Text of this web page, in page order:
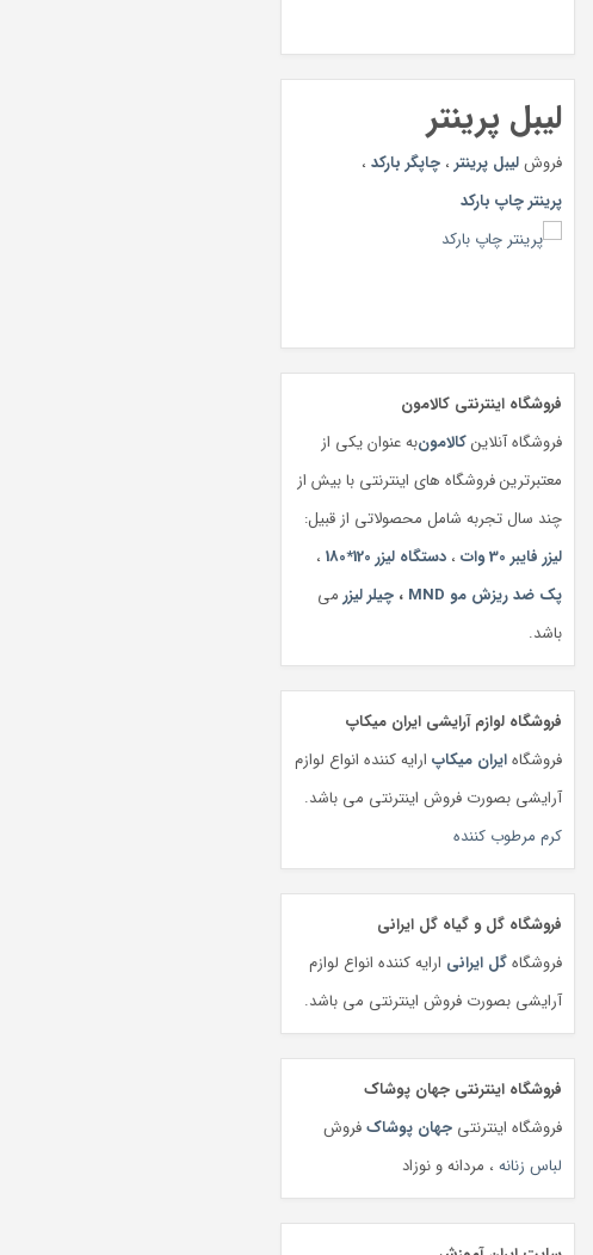
لیبل پرینتر
فروشلیبل پرینتر ، چاپگر بارکد ،
پرینتر چاپ بارکد
فروشگاه اینترنتی کالامون
فروشگاه آنلاینکالامونبه عنوان یکی از
معتبرترین فروشگاه های اینترنتی با بیش از
چند سال تجربه شامل محصولاتی از قبیل:
لیزر فایبر 30 وات
، دستگاه لیزر 120*180
،
پک ضد ریزش مو MND
، چیلر لیزر می
باشد.
فروشگاه لوازم آرایشی ایران میکاپ
فروشگاهایران میکاپ ارایه کننده انواع لوازم
آرایشی بصورت فروش اینترنتی می باشد.
کرم مرطوب کننده
فروشگاه گل و گیاه گل ایرانی
فروشگاهگل ایرانی ارایه کننده انواع لوازم
آرایشی بصورت فروش اینترنتی می باشد.
فروشگاه اینترنتی جهان پوشاک
فروشگاه اینترنتی جهان پوشاکفروش
لباس زنانه ، مردانه و نوزاد